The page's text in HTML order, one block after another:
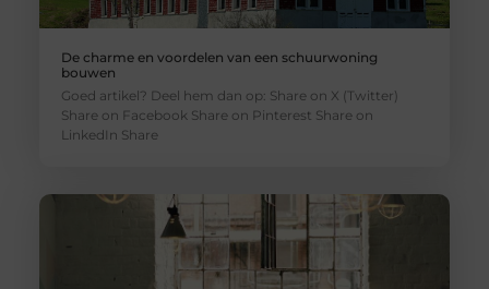
De charme en voordelen van een schuurwoning
bouwen
Goed artikel? Deel hem dan op: Share on X (Twitter)
Share on Facebook Share on Pinterest Share on
LinkedIn Share